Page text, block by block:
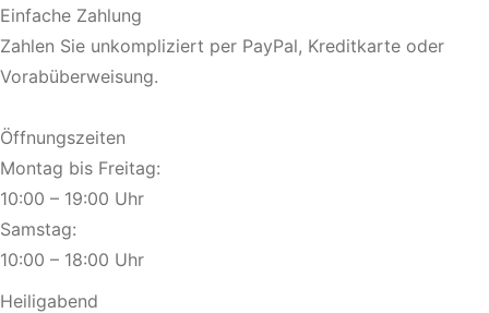
Einfache Zahlung
Zahlen Sie unkompliziert per PayPal, Kreditkarte oder
Vorabüberweisung.
Öffnungszeiten
Montag bis Freitag:
10:00 – 19:00 Uhr
Samstag:
10:00 – 18:00 Uhr
Heiligabend